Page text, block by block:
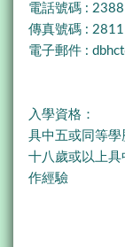
電話號碼 :
傳真號碼 :
電子郵件 :
入學資格：
具中五或同等學
十八歲或以上
作經驗